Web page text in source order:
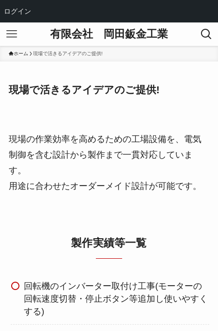
ログイン
有限会社 岡田鈑金工業
ホーム 現場で活きるアイデアのご提供!
現場で活きるアイデアのご提供!
現場の作業効率を高めるための工場設備を、電気
制御を含む設計から製作まで一貫対応していま
す。
用途に合わせたオーダーメイド設計が可能です。
製作実績等一覧
回転機のインバーター取付け工事(モーターの
回転速度切替・停止ボタン等追加し使いやすく
する)